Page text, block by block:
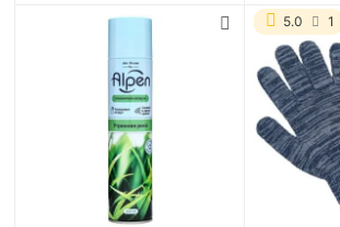
5.0 1